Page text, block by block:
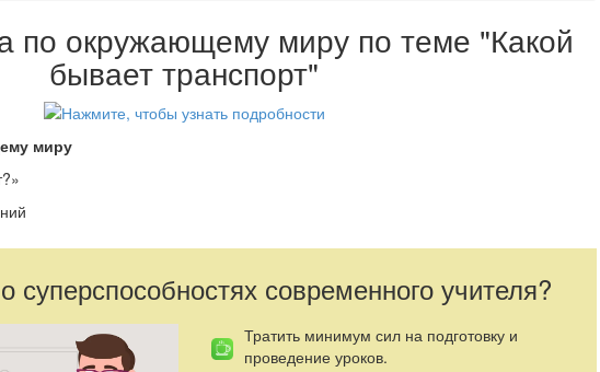
по окружающему миру по теме "Какой
бывает транспорт"
миру
транспорта, формировать представление о назначение транспорта, учить
обобщать, анализировать.
к технике, продолжить работу по развитию памяти, логического
речь учащихся.
суперспособностях современного учителя?
Тратить минимум сил на подготовку и
проведение уроков.